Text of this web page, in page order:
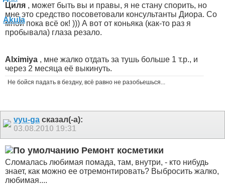
Циля , может быть вы и правы, я не стану спорить, но
мне это средство посоветовали консультанты Диора. Со
мной пока всё ок! ))) А вот от коньяка (как-то раз я
пробывала) глаза резало.
Alximiya , мне жалко отдать за тушь больше 1 т.р., и
через 2 месяца её выкинуть.
Не бойся падать в бездну, всё равно не разобьешься...
vyu-ga сказал(-а):
03.08.2010 19:31
Ремонт косметики
Сломалась любимая помада, там, внутри, - кто нибудь
знает, как можно ее отремонтировать? Выбросить жалко,
любимая....